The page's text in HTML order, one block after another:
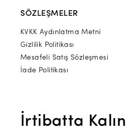
SÖZLEŞMELER
KVKK Aydınlatma Metni
Gizlilik Politikası
Mesafeli Satış Sözleşmesi
İade Politikası
İrtibatta Kalın